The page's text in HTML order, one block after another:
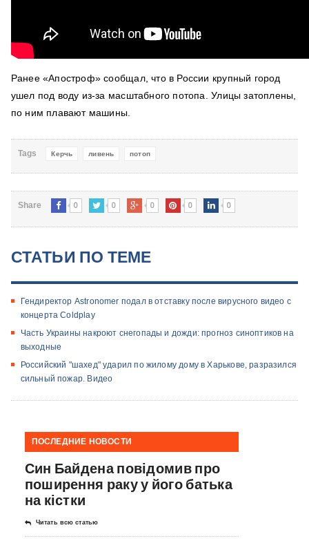
Ранее «Апостроф» сообщал, что в России крупный город
ушел под воду из-за масштабного потопа. Улицы затоплены,
по ним плавают машины.
Tags Керчь ливень потоп
Share 0 0 0 0 0
СТАТЬИ ПО ТЕМЕ
Гендиректор Astronomer подал в отставку после вирусного видео с
концерта Coldplay
Часть Украины накроют снегопады и дожди: прогноз синоптиков на
выходные
Российский "шахед" ударил по жилому дому в Харькове, разразился
сильный пожар. Видео
ПОСЛЕДНИЕ НОВОСТИ
Син Байдена повідомив про
поширення раку у його батька
на кістки
Читать всю статью